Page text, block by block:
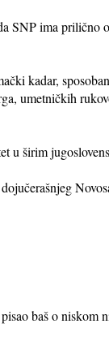
SNP ima prilično
kadar,
umetničkih
u širim
baš o niskom